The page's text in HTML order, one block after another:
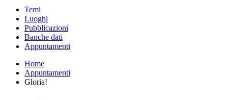
Temi
Luoghi
Pubblicazioni
Banche dati
Appuntamenti
Home
Appuntamenti
Gloria!